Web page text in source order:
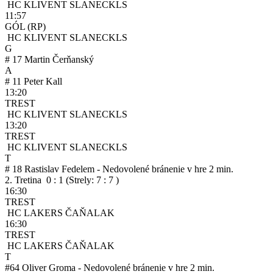
HC KLIVENT SLANECKLS
11:57
GÓL (RP)
HC KLIVENT SLANECKLS
G
# 17 Martin Čerňanský
A
# 11 Peter Kall
13:20
TREST
HC KLIVENT SLANECKLS
13:20
TREST
HC KLIVENT SLANECKLS
T
# 18 Rastislav Fedelem - Nedovolené bránenie v hre 2 min.
2. Tretina 0 : 1 (Strely: 7 : 7 )
16:30
TREST
HC LAKERS ČAŇALAK
16:30
TREST
HC LAKERS ČAŇALAK
T
#64 Oliver Groma - Nedovolené bránenie v hre 2 min.